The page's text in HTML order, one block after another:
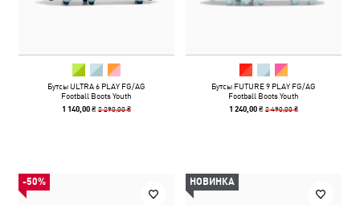
Бутсы ULTRA 6 PLAY FG/AG
Football Boots Youth
1 140,00 ₴2 290,00 ₴
Бутсы FUTURE 9 PLAY FG/AG
Football Boots Youth
1 240,00 ₴2 490,00 ₴
-50% НОВИНКА